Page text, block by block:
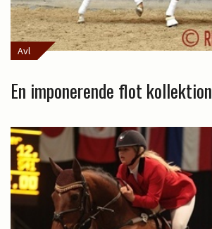
Avl
En imponerende flot kollektion